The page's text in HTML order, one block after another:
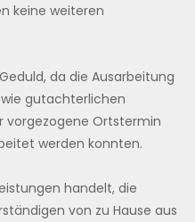
keine weiteren
da die Ausarbeitung
gutachterlichen
vorgezogene Ortstermin
werden konnten.
handelt, die
von zu Hause aus